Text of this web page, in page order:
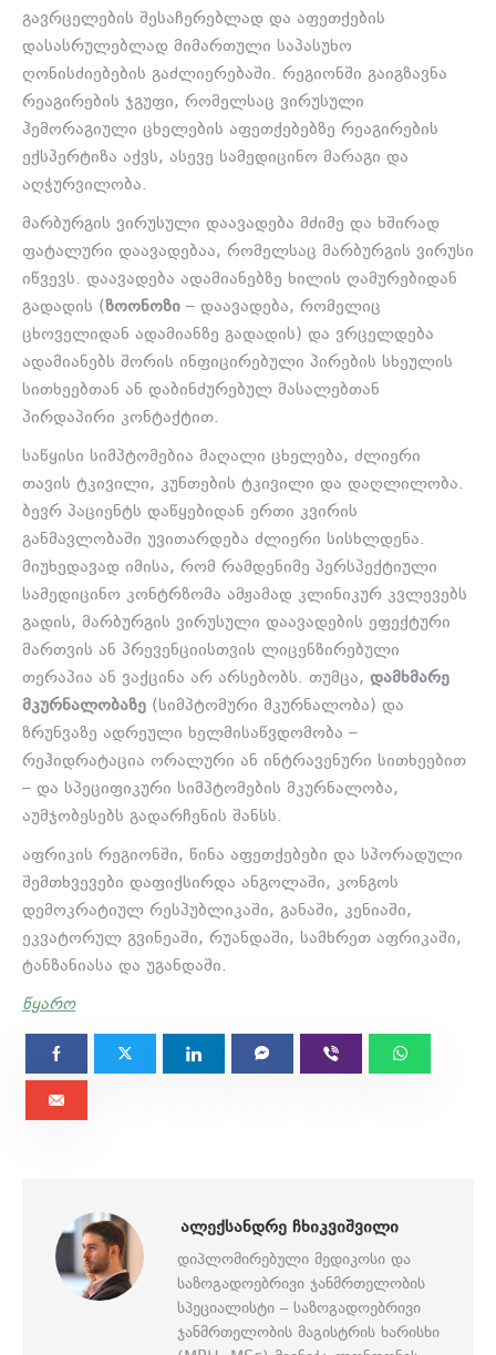
გავრცელების შესაჩერებლად და აფეთქების
დასასრულებლად მიმართული საპასუხო
ღონისძიებების გაძლიერებაში. რეგიონში გაიგზავნა
რეაგირების ჯგუფი, რომელსაც ვირუსული
ჰემორაგიული ცხელების აფეთქებებზე რეაგირების
ექსპერტიზა აქვს, ასევე სამედიცინო მარაგი და
აღჭურვილობა.
მარბურგის ვირუსული დაავადება მძიმე და ხშირად
ფატალური დაავადებაა, რომელსაც მარბურგის ვირუსი
იწვევს. დაავადება ადამიანებზე ხილის ღამურებიდან
გადადის (ზოონოზი – დაავადება, რომელიც
ცხოველიდან ადამიანზე გადადის) და ვრცელდება
ადამიანებს შორის ინფიცირებული პირების სხეულის
სითხეებთან ან დაბინძურებულ მასალებთან
პირდაპირი კონტაქტით.
საწყისი სიმპტომებია მაღალი ცხელება, ძლიერი
თავის ტკივილი, კუნთების ტკივილი და დაღლილობა.
ბევრ პაციენტს დაწყებიდან ერთი კვირის
განმავლობაში უვითარდება ძლიერი სისხლდენა.
მიუხედავად იმისა, რომ რამდენიმე პერსპექტიული
სამედიცინო კონტრზომა ამჟამად კლინიკურ კვლევებს
გადის, მარბურგის ვირუსული დაავადების ეფექტური
მართვის ან პრევენციისთვის ლიცენზირებული
თერაპია ან ვაქცინა არ არსებობს. თუმცა, დამხმარე
მკურნალობაზე (სიმპტომური მკურნალობა) და
ზრუნვაზე ადრეული ხელმისაწვდომობა –
რეჰიდრატაცია ორალური ან ინტრავენური სითხეებით
– და სპეციფიკური სიმპტომების მკურნალობა,
აუმჯობესებს გადარჩენის შანსს.
აფრიკის რეგიონში, წინა აფეთქებები და სპორადული
შემთხვევები დაფიქსირდა ანგოლაში, კონგოს
დემოკრატიულ რესპუბლიკაში, განაში, კენიაში,
ეკვატორულ გვინეაში, რუანდაში, სამხრეთ აფრიკაში,
ტანზანიასა და უგანდაში.
წყარო
ᲐᲚᲔᲥᲡᲐᲜᲓᲠᲔ ᲩᲮᲘᲙᲕᲘᲨᲕᲘᲚᲘ
დიპლომირებული მედიკოსი და
საზოგადოებრივი ჯანმრთელობის
სპეციალისტი – საზოგადოებრივი
ჯანმრთელობის მაგისტრის ხარისხი